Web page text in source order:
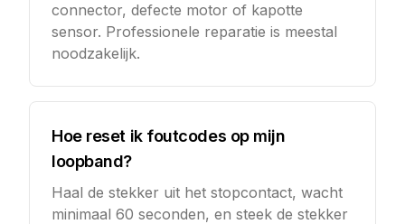
connector, defecte motor of kapotte
sensor. Professionele reparatie is meestal
noodzakelijk.
Hoe reset ik foutcodes op mijn
loopband?
Haal de stekker uit het stopcontact, wacht
minimaal 60 seconden, en steek de stekker